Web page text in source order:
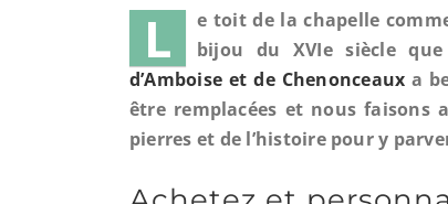
L
e toit de la chapelle
bijou du XVIe siècle que
d’Amboise et de Chenonceaux a
être remplacées et nous faisons
pierres et de l’histoire pour y